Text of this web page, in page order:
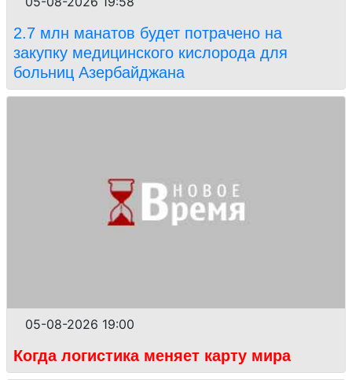
2.7 млн манатов будет потрачено на
закупку медицинского кислорода для
больниц Азербайджана
05-08-2026 19:00
Когда логистика меняет карту мира